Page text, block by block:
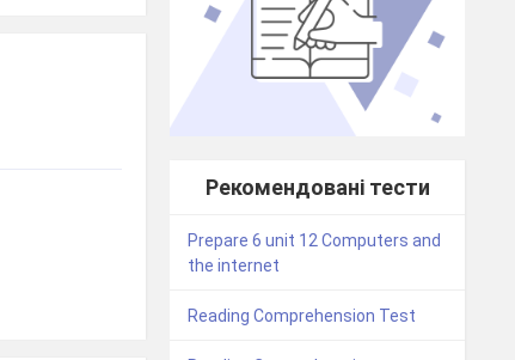
Рекомендовані тести
Prepare 6 unit 12 Computers and
the internet
Reading Comprehension Test